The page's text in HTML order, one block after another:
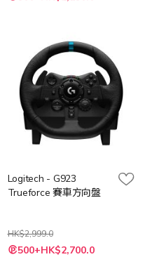
Logitech - G923
Trueforce 賽車方向盤
HK$2,999.0
特
殊 500+HK$2,700.0